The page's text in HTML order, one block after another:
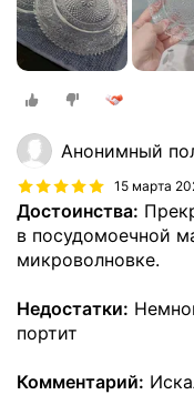
Анонимный
15 марта
Достоинства:
в посудомоечной
микроволновке.
Недостатки:
портит
Комментарий: